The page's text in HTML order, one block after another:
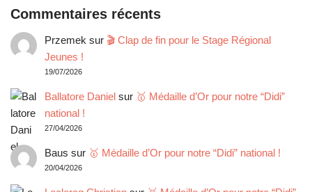
Commentaires récents
Przemek sur 🎬 Clap de fin pour le Stage Régional
Jeunes !
19/07/2026
Ballatore Danielsur 🥇 Médaille d’Or pour notre “Didi”
national !
27/04/2026
Baus sur 🥇 Médaille d’Or pour notre “Didi” national !
20/04/2026